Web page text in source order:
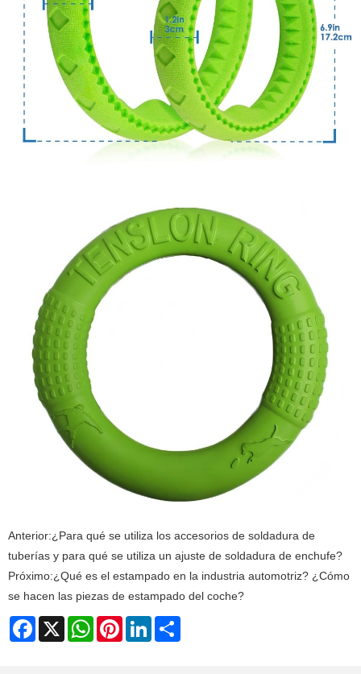
Anterior:¿Para qué se utiliza los accesorios de soldadura de
tuberías y para qué se utiliza un ajuste de soldadura de enchufe?
Próximo:¿Qué es el estampado en la industria automotriz? ¿Cómo
se hacen las piezas de estampado del coche?
Facebook
X WhatsAppPinterestLinkedIn